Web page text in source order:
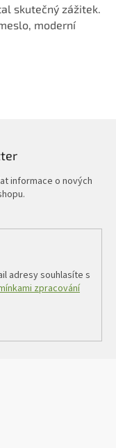
skutečný zážitek.
moderní
informace o nových
adresy souhlasíte s
zpracování